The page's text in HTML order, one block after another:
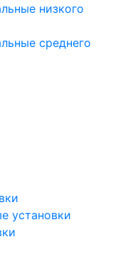
низкого
среднего
установки